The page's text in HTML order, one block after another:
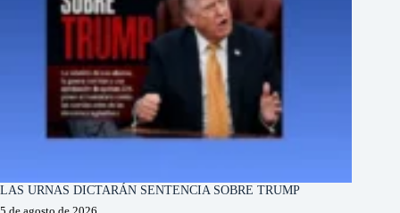
LAS URNAS DICTARÁN SENTENCIA SOBRE TRUMP